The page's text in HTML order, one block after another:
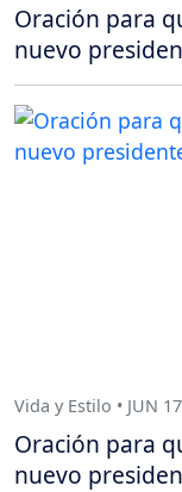
Oración para
nuevo
Vida y Estilo • JUN
Oración para
nuevo